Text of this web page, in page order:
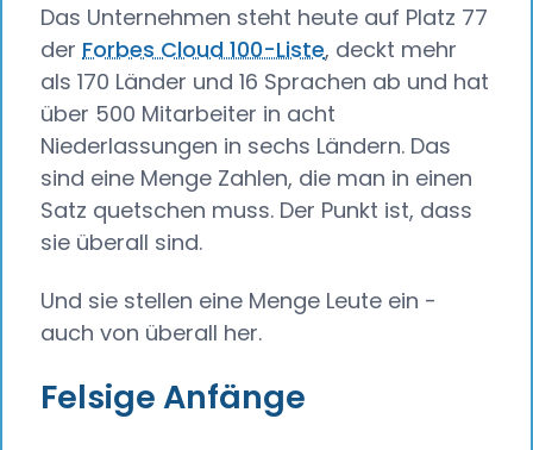
Das Unternehmen steht heute auf Platz 77
der Forbes Cloud 100-Liste, deckt mehr
als 170 Länder und 16 Sprachen ab und hat
über 500 Mitarbeiter in acht
Niederlassungen in sechs Ländern. Das
sind eine Menge Zahlen, die man in einen
Satz quetschen muss. Der Punkt ist, dass
sie überall sind.
Und sie stellen eine Menge Leute ein -
auch von überall her.
Felsige Anfänge